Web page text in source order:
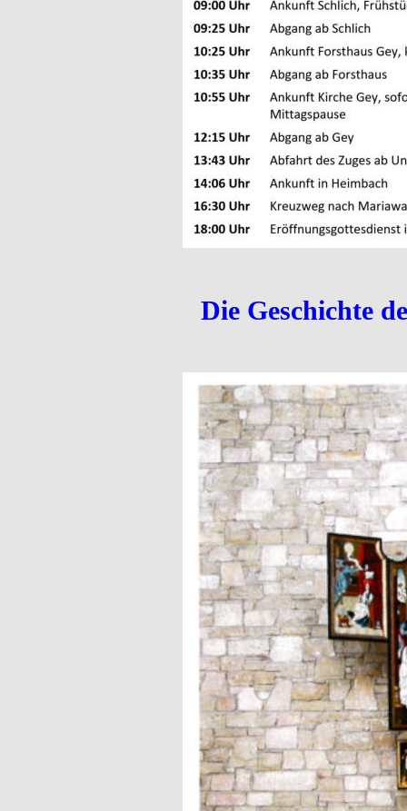
Die Geschichte